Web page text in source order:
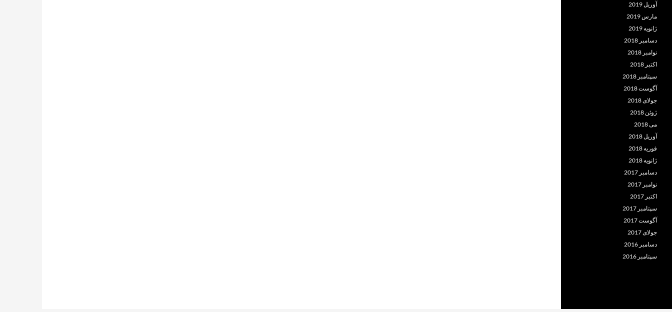
آوریل 2019
مارس 2019
ژانویه 2019
دسامبر 2018
نوامبر 2018
اکتبر 2018
سپتامبر 2018
آگوست 2018
جولای 2018
ژوئن 2018
می 2018
آوریل 2018
فوریه 2018
ژانویه 2018
دسامبر 2017
نوامبر 2017
اکتبر 2017
سپتامبر 2017
آگوست 2017
جولای 2017
دسامبر 2016
سپتامبر 2016